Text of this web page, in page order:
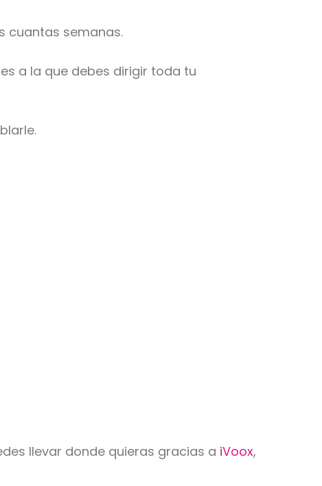
cuantas semanas.
a la que debes dirigir toda tu
llevar donde quieras gracias a iVoox,